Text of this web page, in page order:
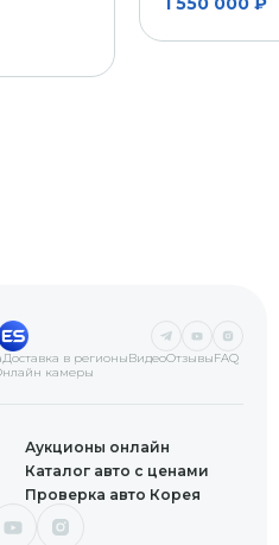
Доставка в регионыВидеоОтзывыFAQ
камеры
Аукционы онлайн
Каталог авто с ценами
Проверка авто Корея